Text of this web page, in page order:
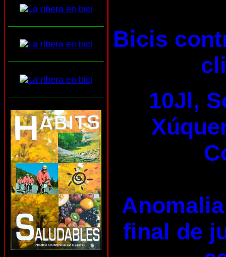
Bicis
10Jl,
final de